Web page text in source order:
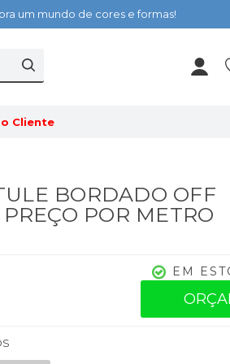
um mundo de cores e formas!
Cliente
BORDADO OFF
POR METRO
EM